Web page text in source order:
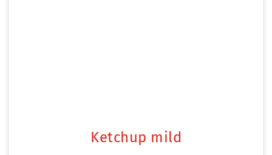
Ketchup mild